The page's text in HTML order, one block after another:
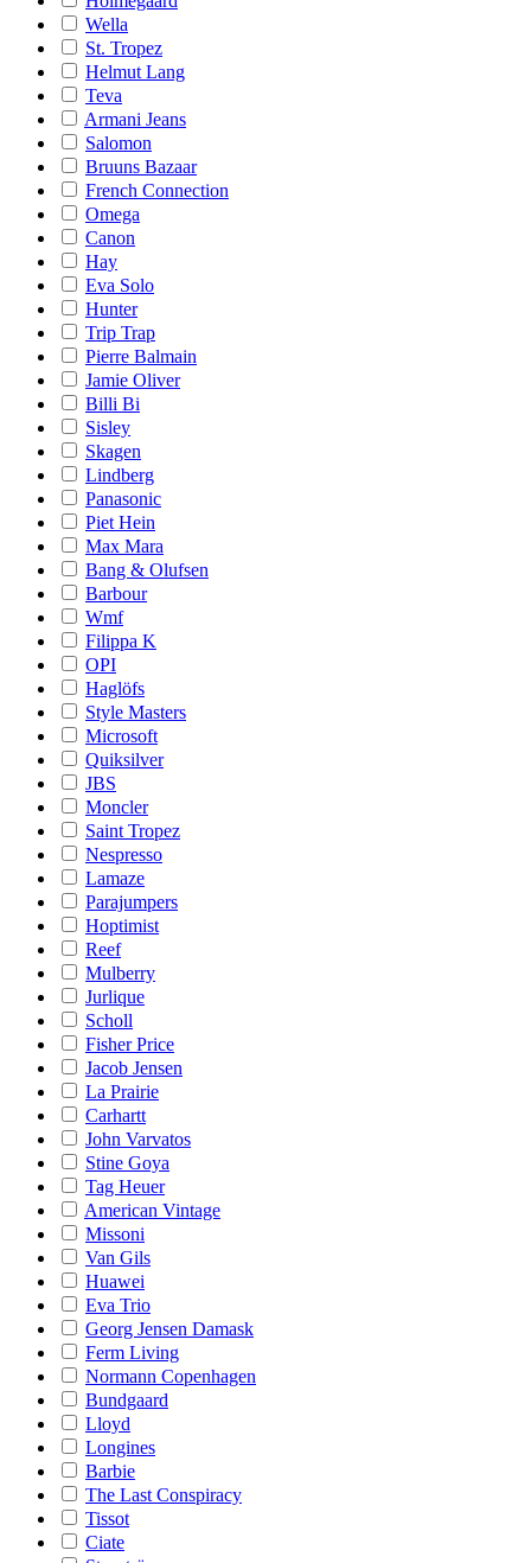
Wella
St. Tropez
Helmut Lang
Teva
Armani Jeans
Salomon
Bruuns Bazaar
French Connection
Omega
Canon
Hay
Eva Solo
Hunter
Trip Trap
Pierre Balmain
Jamie Oliver
Billi Bi
Sisley
Skagen
Lindberg
Panasonic
Piet Hein
Max Mara
Bang & Olufsen
Barbour
Wmf
Filippa K
OPI
Haglöfs
Style Masters
Microsoft
Quiksilver
JBS
Moncler
Saint Tropez
Nespresso
Lamaze
Parajumpers
Hoptimist
Reef
Mulberry
Jurlique
Scholl
Fisher Price
Jacob Jensen
La Prairie
Carhartt
John Varvatos
Stine Goya
Tag Heuer
American Vintage
Missoni
Van Gils
Huawei
Eva Trio
Georg Jensen Damask
Ferm Living
Normann Copenhagen
Bundgaard
Lloyd
Longines
Barbie
The Last Conspiracy
Tissot
Ciate